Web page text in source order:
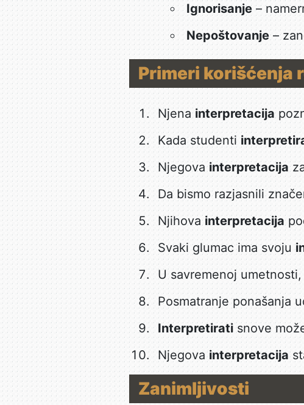
Ignorisanje–
Nepoštovanje–
Primeri korišćenja
Njenainterpretacija
Kada studenti
Njegovainterpretacija
Da bismo razjasnili
Njihovainterpretacija
Svaki glumac ima svoju
U savremenoj
Posmatranje ponašanja
Interpretiratisnove
Njegovainterpretacija
Zanimljivosti